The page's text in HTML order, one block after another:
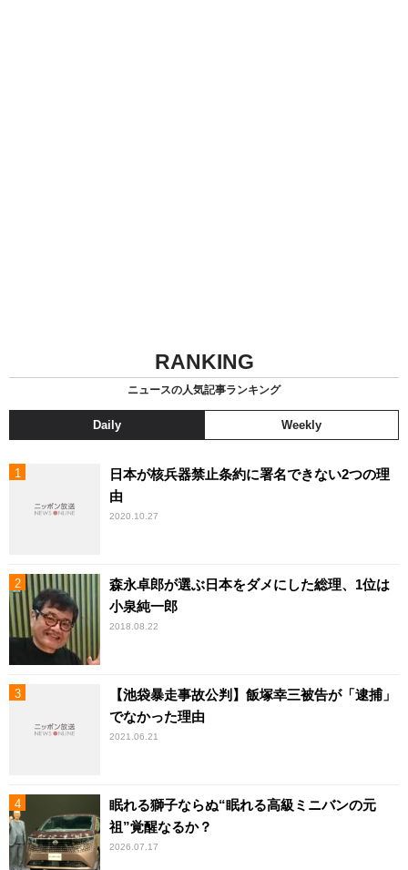
RANKING
ニュースの人気記事ランキング
Daily Weekly
日本が核兵器禁止条約に署名できない2つの理
由
2020.10.27
森永卓郎が選ぶ日本をダメにした総理、1位は
小泉純一郎
2018.08.22
【池袋暴走事故公判】飯塚幸三被告が「逮捕」
でなかった理由
2021.06.21
眠れる獅子ならぬ“眠れる高級ミニバンの元
祖”覚醒なるか？
2026.07.17